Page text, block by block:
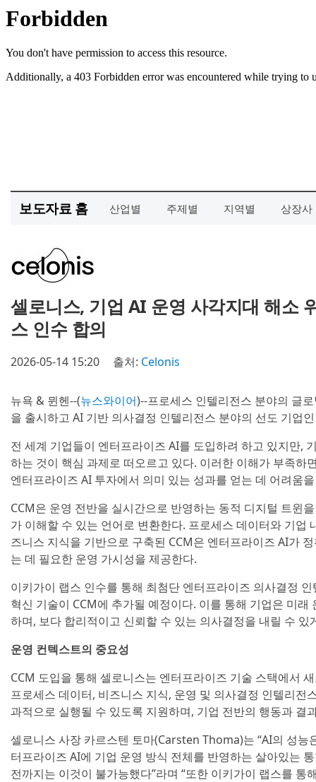
보도자료 홈 산업별 주제별 지역별 상장사
셀로니스, 기업 AI 운영 사각지대 해소
스 인수 합의
2026-05-14 15:20 출처: Celonis
뉴욕 & 뮌헨--(뉴스와이어)--프로세스 인텔리전스 분야의 글
을 출시하고 AI 기반 의사결정 인텔리전스 분야의 선도 기업
전 세계 기업들이 엔터프라이즈 AI를 도입하려 하고 있지만,
하는 것이 핵심 과제로 떠오르고 있다. 이러한 이해가 부족
엔터프라이즈 AI 투자에서 의미 있는 성과를 얻는 데 어려움
CCM은 운영 전반을 실시간으로 반영하는 동적 디지털 트윈
가 이해할 수 있는 언어로 변환한다. 프로세스 데이터와 기
즈니스 지식을 기반으로 구축된 CCM은 엔터프라이즈 AI가
는 데 필요한 운영 가시성을 제공한다.
이키가이 랩스 인수를 통해 최첨단 엔터프라이즈 의사결정
혁신 기술이 CCM에 추가될 예정이다. 이를 통해 기업은 미
하며, 보다 합리적이고 신뢰할 수 있는 의사결정을 내릴 수 있
운영 컨텍스트의 중요성
CCM 도입을 통해 셀로니스는 엔터프라이즈 기술 스택에서
프로세스 데이터, 비즈니스 지식, 운영 및 의사결정 인텔리
과적으로 실행될 수 있도록 지원하며, 기업 전반의 행동과 결
셀로니스 사장 카르스텐 토마(Carsten Thoma)는 “AI의 성
터프라이즈 AI에 기업 운영 방식 전체를 반영하는 살아있는
전까지는 이것이 불가능했다”라며 “또한 이키가이 랩스를